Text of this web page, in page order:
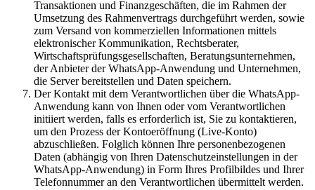
Transaktionen und Finanzgeschäften, die im Rahmen der
Umsetzung des Rahmenvertrags durchgeführt werden, sowie
zum Versand von kommerziellen Informationen mittels
elektronischer Kommunikation, Rechtsberater,
Wirtschaftsprüfungsgesellschaften, Beratungsunternehmen,
der Anbieter der WhatsApp-Anwendung und Unternehmen,
die Server bereitstellen und Daten speichern.
Der Kontakt mit dem Verantwortlichen über die WhatsApp-
Anwendung kann von Ihnen oder vom Verantwortlichen
initiiert werden, falls es erforderlich ist, Sie zu kontaktieren,
um den Prozess der Kontoeröffnung (Live-Konto)
abzuschließen. Folglich können Ihre personenbezogenen
Daten (abhängig von Ihren Datenschutzeinstellungen in der
WhatsApp-Anwendung) in Form Ihres Profilbildes und Ihrer
Telefonnummer an den Verantwortlichen übermittelt werden.